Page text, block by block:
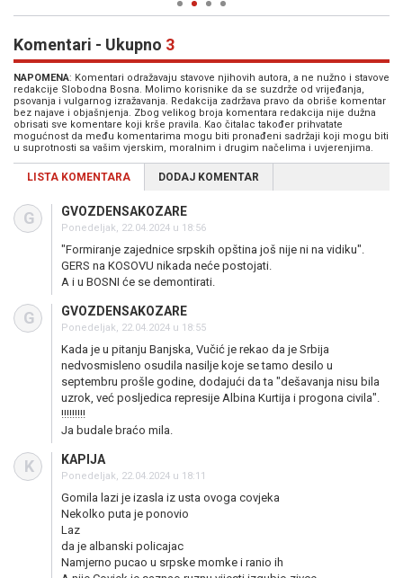
Komentari - Ukupno 3
NAPOMENA: Komentari odražavaju stavove njihovih autora, a ne nužno i stavove
redakcije Slobodna Bosna. Molimo korisnike da se suzdrže od vrijeđanja,
psovanja i vulgarnog izražavanja. Redakcija zadržava pravo da obriše komentar
bez najave i objašnjenja. Zbog velikog broja komentara redakcija nije dužna
obrisati sve komentare koji krše pravila. Kao čitalac također prihvatate
mogućnost da među komentarima mogu biti pronađeni sadržaji koji mogu biti
u suprotnosti sa vašim vjerskim, moralnim i drugim načelima i uvjerenjima.
LISTA KOMENTARA DODAJ KOMENTAR
G GVOZDENSAKOZARE
Ponedeljak, 22.04.2024 u 18:56
"Formiranje zajednice srpskih opština još nije ni na vidiku".
GERS na KOSOVU nikada neće postojati.
A i u BOSNI će se demontirati.
G GVOZDENSAKOZARE
Ponedeljak, 22.04.2024 u 18:55
Kada je u pitanju Banjska, Vučić je rekao da je Srbija
nedvosmisleno osudila nasilje koje se tamo desilo u
septembru prošle godine, dodajući da ta "dešavanja nisu bila
uzrok, već posljedica represije Albina Kurtija i progona civila".
!!!!!!!!!
Ja budale braćo mila.
K KAPIJA
Ponedeljak, 22.04.2024 u 18:11
Gomila lazi je izasla iz usta ovoga covjeka
Nekolko puta je ponovio
Laz
da je albanski policajac
Namjerno pucao u srpske momke i ranio ih